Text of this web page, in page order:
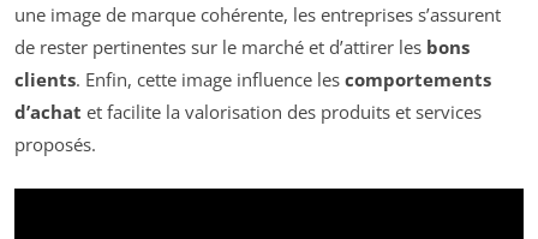
une image de marque cohérente, les entreprises s’assurent
de rester pertinentes sur le marché et d’attirer les bons
clients. Enfin, cette image influence les comportements
d’achat et facilite la valorisation des produits et services
proposés.